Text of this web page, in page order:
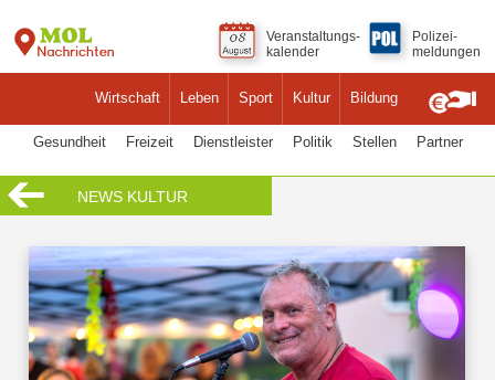
Wirtschaft Leben Sport Kultur Bildung
Veranstaltungs-
kalender
Polizei-
meldungen
Gesundheit Freizeit Dienstleister Politik Stellen Partner
NEWS KULTUR